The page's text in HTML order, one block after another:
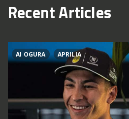
Recent Articles
AI OGURA APRILIA